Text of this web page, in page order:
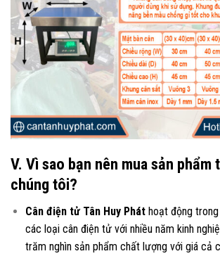
V. Vì sao bạn nên mua sản phẩm
chúng tôi?
Cân điện tử Tân Huy Pháthoạt động trong
các loại cân điện tửvới nhiều năm kinh
trăm nghìn sản phẩm chất lượng với giá cả